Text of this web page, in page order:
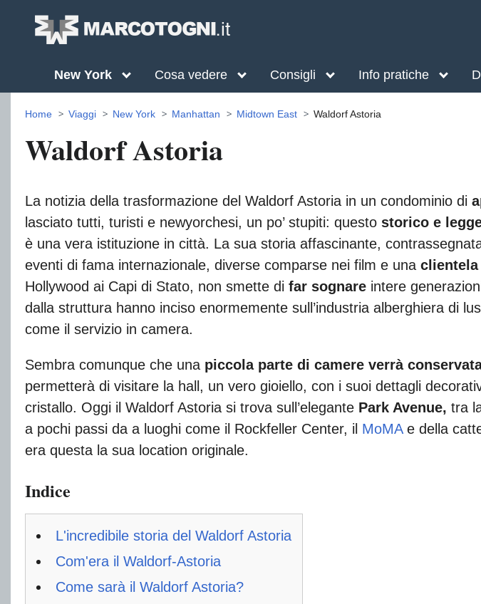
New York Cosa vedere Consigli Info pratiche
Home Viaggi New York Manhattan Midtown East Waldorf Astoria
Waldorf Astoria
La notizia della trasformazione del Waldorf Astoria in un condominio di
lasciato tutti, turisti e newyorchesi, un po’ stupiti: questo storico e
è una vera istituzione in città. La sua storia affascinante,
eventi di fama internazionale, diverse comparse nei film e una
Hollywood ai Capi di Stato, non smette di far sognare intere
dalla struttura hanno inciso enormemente sull’industria alberghiera di
come il servizio in camera.
Sembra comunque che una piccola parte di camere verrà
permetterà di visitare la hall, un vero gioiello, con i suoi dettagli
cristallo. Oggi il Waldorf Astoria si trova sull’elegante Park Avenue, tra
a pochi passi da a luoghi come il Rockfeller Center, il MoMAe della
era questa la sua location originale.
Indice
L'incredibile storia del Waldorf Astoria
Com'era il Waldorf-Astoria
Come sarà il Waldorf Astoria?